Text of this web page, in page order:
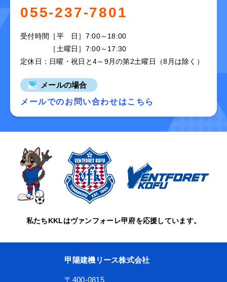
055-237-7801
受付時間
［平 日］7:00～18:00
［土曜日］7:00～17:30
定休日：日曜・祝日と4～9月の第2土曜日（8月は除く）
メールの場合
メールでのお問い合わせはこちら
私たちKKLはヴァンフォーレ甲府を応援しています。
甲陽建機リース株式会社
〒400-0815